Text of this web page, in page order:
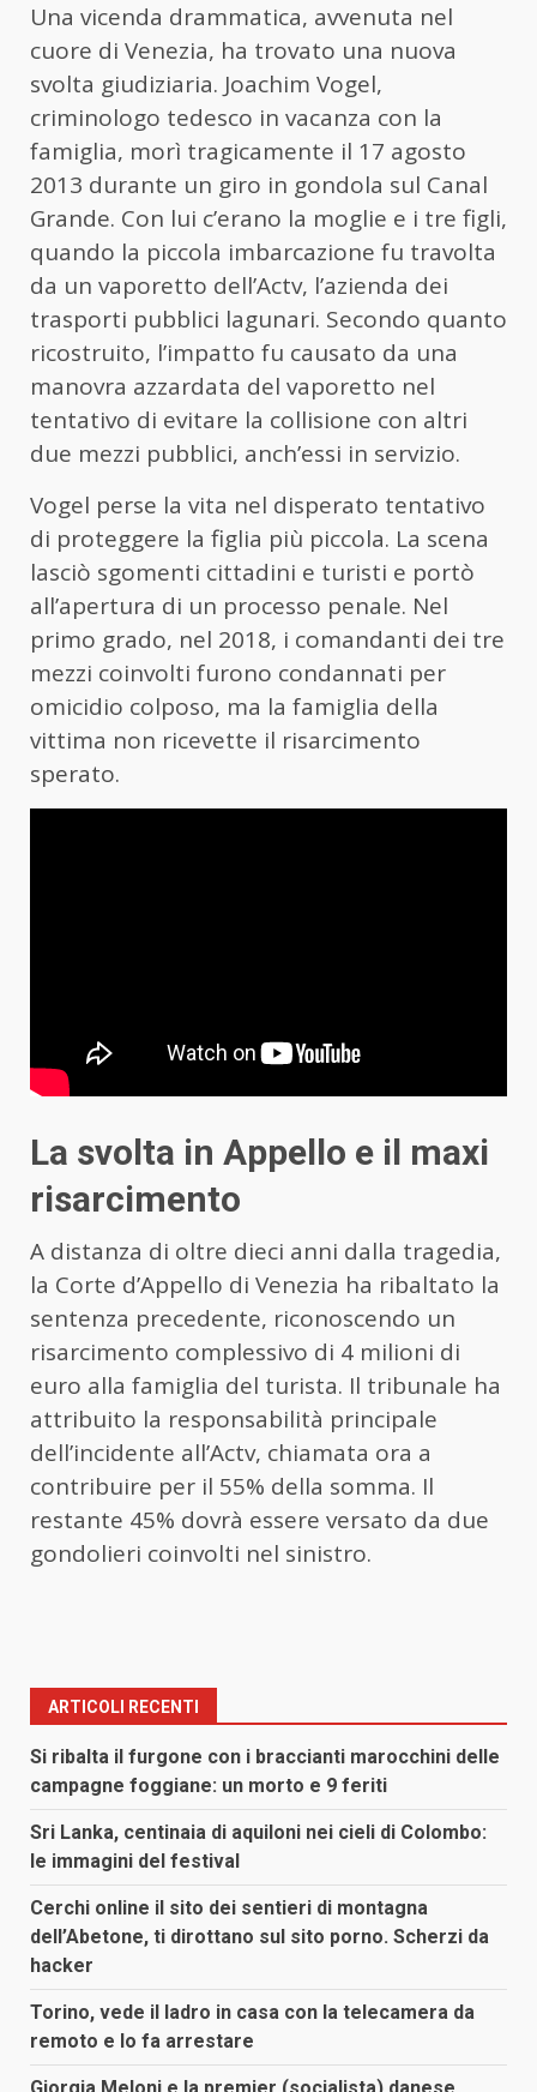
Una vicenda drammatica, avvenuta nel
cuore di Venezia, ha trovato una nuova
svolta giudiziaria. Joachim Vogel,
criminologo tedesco in vacanza con la
famiglia, morì tragicamente il 17 agosto
2013 durante un giro in gondola sul Canal
Grande. Con lui c’erano la moglie e i tre figli,
quando la piccola imbarcazione fu travolta
da un vaporetto dell’Actv, l’azienda dei
trasporti pubblici lagunari. Secondo quanto
ricostruito, l’impatto fu causato da una
manovra azzardata del vaporetto nel
tentativo di evitare la collisione con altri
due mezzi pubblici, anch’essi in servizio.
Vogel perse la vita nel disperato tentativo
di proteggere la figlia più piccola. La scena
lasciò sgomenti cittadini e turisti e portò
all’apertura di un processo penale. Nel
primo grado, nel 2018, i comandanti dei tre
mezzi coinvolti furono condannati per
omicidio colposo, ma la famiglia della
vittima non ricevette il risarcimento
sperato.
La svolta in Appello e il maxi
risarcimento
A distanza di oltre dieci anni dalla tragedia,
la Corte d’Appello di Venezia ha ribaltato la
sentenza precedente, riconoscendo un
risarcimento complessivo di 4 milioni di
euro alla famiglia del turista. Il tribunale ha
attribuito la responsabilità principale
dell’incidente all’Actv, chiamata ora a
contribuire per il 55% della somma. Il
restante 45% dovrà essere versato da due
gondolieri coinvolti nel sinistro.
ARTICOLI RECENTI
Si ribalta il furgone con i braccianti marocchini delle
campagne foggiane: un morto e 9 feriti
Sri Lanka, centinaia di aquiloni nei cieli di Colombo:
le immagini del festival
Cerchi online il sito dei sentieri di montagna
dell’Abetone, ti dirottano sul sito porno. Scherzi da
hacker
Torino, vede il ladro in casa con la telecamera da
remoto e lo fa arrestare